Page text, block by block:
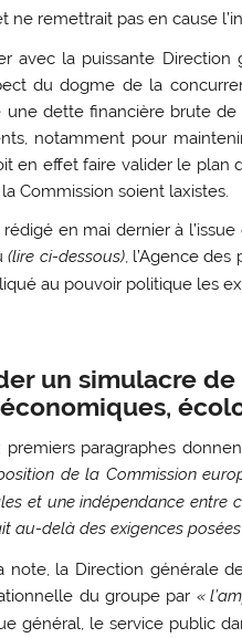
ne remettrait pas en cause
avec la puissante
du dogme de la
dette financière brute de
notamment pour
en effet faire valider le plan
Commission soient laxistes.
en mai dernier à
(lire ci-dessous), l’Agence des
au pouvoir politique les
un simulacre
premiers paragraphes
de la Commission
et une indépendance entre
au-delà des exigences
note, la Direction générale
du groupe par «
général, le service public